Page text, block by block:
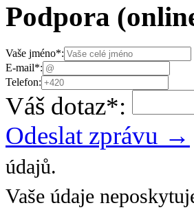
Podpora
Vaše jméno*:
E-mail*:
Telefon:
Váš dotaz*:
Odeslat zprávu →
údajů.
Vaše údaje